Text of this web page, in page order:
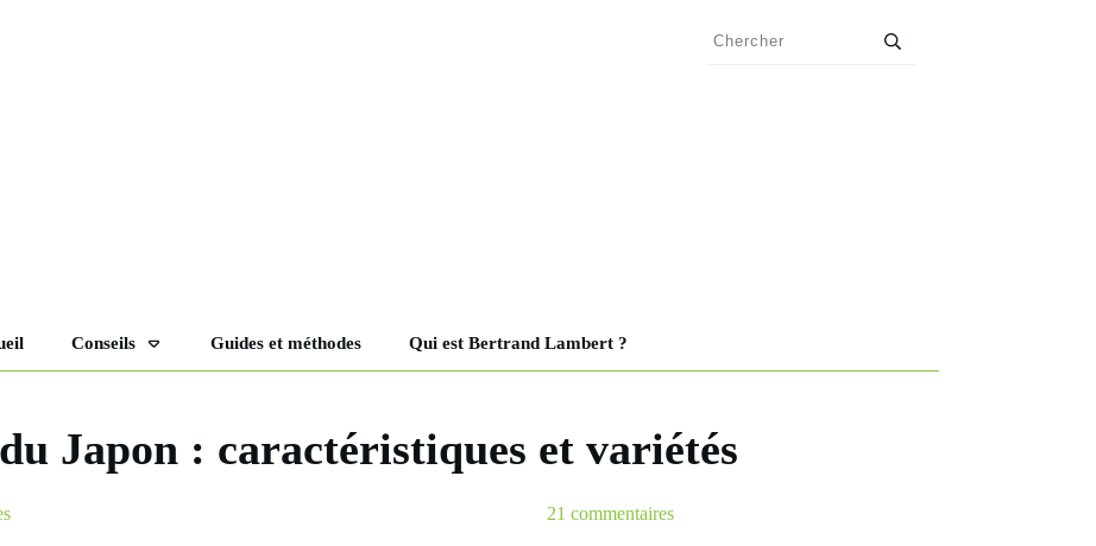
Conseils Guides et méthodes Qui est Bertrand Lambert ?
Japon : caractéristiques et variétés
21 commentaires